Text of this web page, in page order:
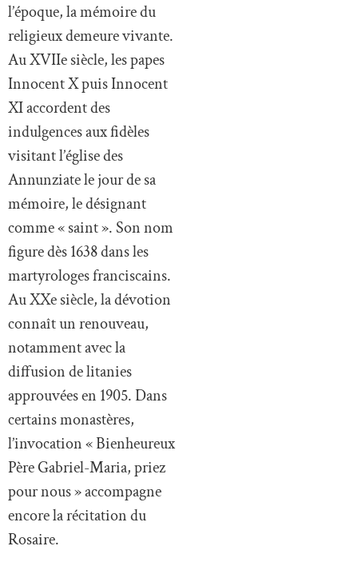
l’époque, la mémoire du
religieux demeure vivante.
Au XVIIe siècle, les papes
Innocent X puis Innocent
XI accordent des
indulgences aux fidèles
visitant l’église des
Annunziate le jour de sa
mémoire, le désignant
comme « saint ». Son nom
figure dès 1638 dans les
martyrologes franciscains.
Au XXe siècle, la dévotion
connaît un renouveau,
notamment avec la
diffusion de litanies
approuvées en 1905. Dans
certains monastères,
l’invocation « Bienheureux
Père Gabriel-Maria, priez
pour nous » accompagne
encore la récitation du
Rosaire.